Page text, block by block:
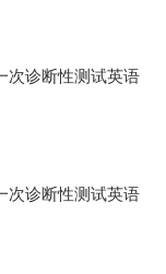
次诊断性测试英语
次诊断性测试英语